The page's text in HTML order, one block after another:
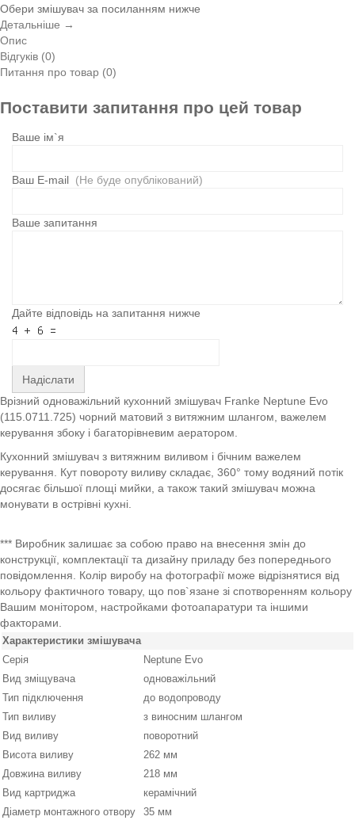
Обери змішувач за посиланням нижче
Детальніше →
Опис
Відгуків (0)
Питання про товар (0)
Поставити запитання про цей товар
Ваше ім`я
Ваш E-mail (Не буде опублікований)
Ваше запитання
Дайте відповідь на запитання нижче
Надіслати
Врізний одноважільний кухонний змішувач Franke Neptune Evo
(115.0711.725) чорний матовий з витяжним шлангом, важелем
керування збоку і багаторівневим аератором.
Кухонний змішувач з витяжним виливом і бічним важелем
керування. Кут повороту виливу складає, 360° тому водяний потік
досягає більшої площі мийки, а також такий змішувач можна
монувати в острівні кухні.
*** Виробник залишає за собою право на внесення змін до
конструкції, комплектації та дизайну приладу без попереднього
повідомлення. Колір виробу на фотографії може відрізнятися від
кольору фактичного товару, що пов`язане зі спотворенням кольору
Вашим монітором, настройками фотоапаратури та іншими
факторами.
Характеристики змішувача
Серія
Neptune Evo
Вид зміщувача
одноважільний
Тип підключення
до водопроводу
Тип виливу
з виносним шлангом
Вид виливу
поворотний
Висота виливу
262 мм
Довжина виливу
218 мм
Вид картриджа
керамічний
Діаметр монтажного отвору
35 мм